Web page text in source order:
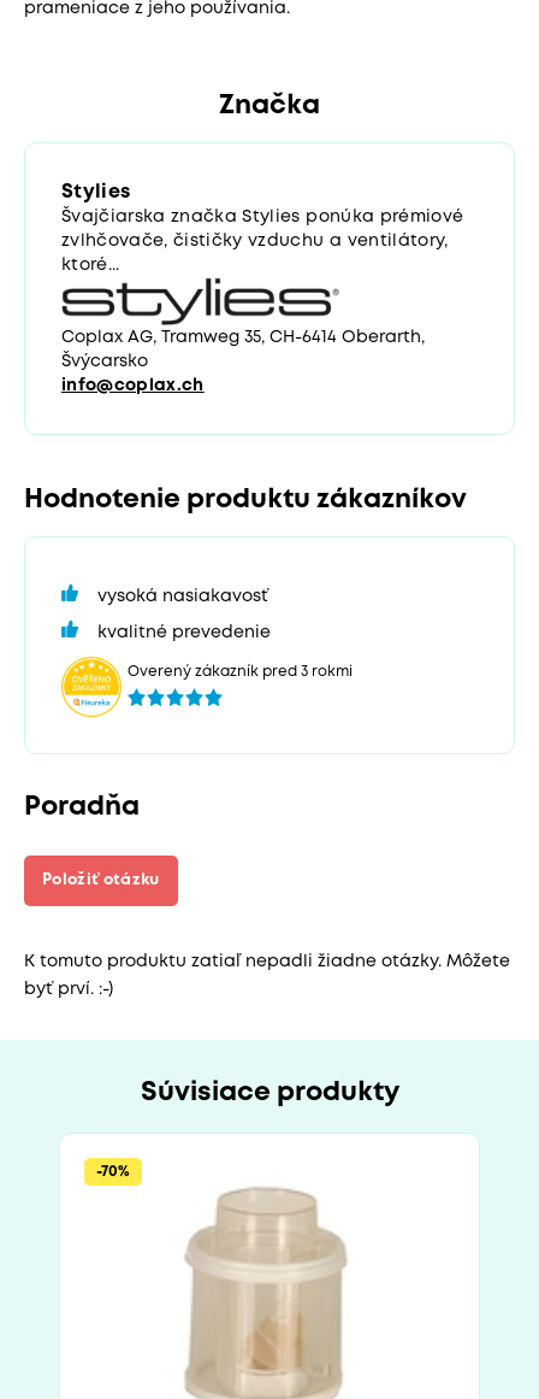
prameniace z jeho používania.
Značka
Stylies
Švajčiarska značka Stylies ponúka prémiové
zvlhčovače, čističky vzduchu a ventilátory,
ktoré...
Coplax AG, Tramweg 35, CH-6414 Oberarth,
Švýcarsko
info@coplax.ch
Hodnotenie produktu zákazníkov
vysoká nasiakavosť
kvalitné prevedenie
Overený zákazník pred 3 rokmi
Poradňa
Položiť otázku
K tomuto produktu zatiaľ nepadli žiadne otázky. Môžete
byť prví. :-)
Súvisiace produkty
-70%